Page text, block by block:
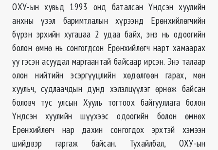
ОХУ-ын хувьд 1993 онд баталсан Үндсэн хуулийн
анхны үзэл баримтлалын хүрээнд Ерөнхийлөгчийн
бүрэн эрхийн хугацаа 2 удаа байх, энэ нь одоогийн
болон өмнө нь сонгогдсон Ерөнхийлөгч нарт хамаарах
уу гэсэн асуудал маргаантай байсаар ирсэн. Энэ талаар
олон нийтийн эсэргүүцлийн хөдөлгөөн гарах, мөн
хуульч, судлаачдын дунд хэлэлцүүлэг өрнөж байсан
боловч тус улсын Хууль тогтоох байгууллага болон
Үндсэн хуулийн шүүхээс одоогийн болон өмнөх
Ерөнхийлөгч нар дахин сонгогдох эрхтэй хэмээн
шийдвэр гаргаж байсан. Тухайлбал, ОХУ-ын